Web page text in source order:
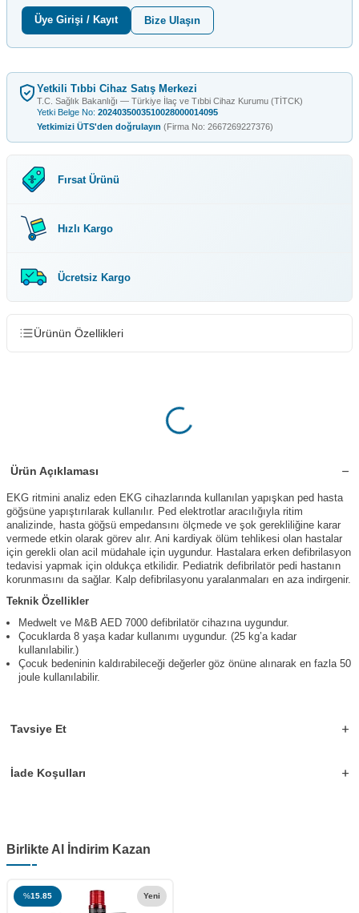
Üye Girişi / Kayıt Bize Ulaşın
Yetkili Tıbbi Cihaz Satış Merkezi
T.C. Sağlık Bakanlığı — Türkiye İlaç ve Tıbbi Cihaz Kurumu (TİTCK)
Yetki Belge No: 2024035003510028000014095
Yetkimizi ÜTS'den doğrulayın (Firma No: 2667269227376)
Fırsat Ürünü
Hızlı Kargo
Ücretsiz Kargo
Ürünün Özellikleri
Ürün Açıklaması
EKG ritmini analiz eden EKG cihazlarında kullanılan yapışkan ped hasta
göğsüne yapıştırılarak kullanılır. Ped elektrotlar aracılığıyla ritim
analizinde, hasta göğsü empedansını ölçmede ve şok gerekliliğine karar
vermede etkin olarak görev alır. Ani kardiyak ölüm tehlikesi olan hastalar
için gerekli olan acil müdahale için uygundur. Hastalara erken defibrilasyon
tedavisi yapmak için oldukça etkilidir. Pediatrik defibrilatör pedi hastanın
korunmasını da sağlar. Kalp defibrilasyonu yaralanmaları en aza indirgenir.
Teknik Özellikler
Medwelt ve M&B AED 7000 defibrilatör cihazına uygundur.
Çocuklarda 8 yaşa kadar kullanımı uygundur. (25 kg’a kadar
kullanılabilir.)
Çocuk bedeninin kaldırabileceği değerler göz önüne alınarak en fazla 50
joule kullanılabilir.
Tavsiye Et
İade Koşulları
Birlikte Al İndirim Kazan
%15.85 Yeni